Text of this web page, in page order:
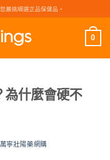
嚴挑細選正品保健品。
0
為什麼會硬不
萬寧壯陽藥網購